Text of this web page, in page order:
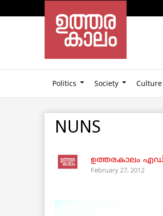
Politics Society Culture
NUNS
ഉത്തരകാലം
February 27, 2012